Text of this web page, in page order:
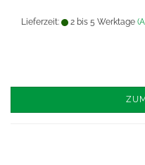
Lieferzeit: 2 bis 5 Werktage